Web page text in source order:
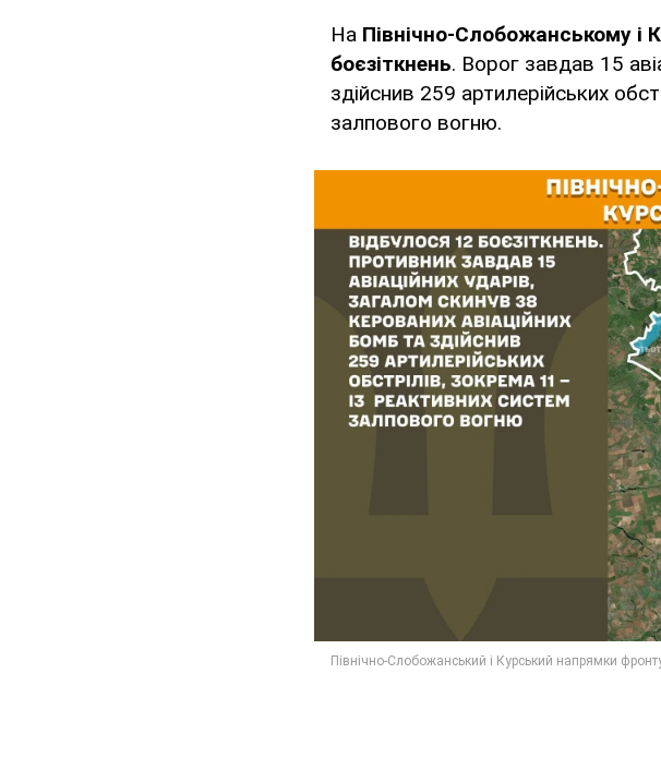
На Північно-Слобожанському і
боєзіткнень. Ворог завдав 15
здійснив 259 артилерійських
залпового вогню.